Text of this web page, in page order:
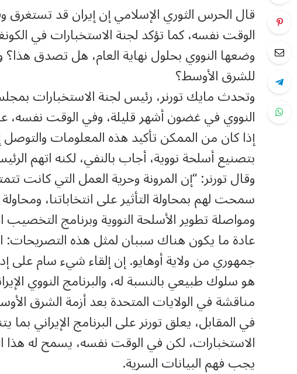
قال الحرس الثوري الإسلامي إن إيران قد تستغرق
الوقت نفسه، كما تؤكد لجنة الاستخبارات في
وضعها النووي بحلول نهاية العام، هل تصدق هذا؟
للشرق الأوسط؟
وتحدث مايك تورنر، رئيس لجنة الاستخبارات
النووي في غضون أشهر قليلة، وفي الوقت
إذا كان من الممكن تأكيد هذه المعلومات
بتصنيع أسلحة نووية، أجاب بالنفي، لكنه اتهم
وقال تورنر: “إن المرونة وحرية العمل التي كانت
سمحت لهم بمحاولة التأثير على انتخاباتنا،
ومواصلة تطوير الأسلحة النووية وبرنامج التخصيب
عادة ما يكون هناك سببان لمثل هذه التصريحات:
جمهوري من ولاية أوهايو. إن إلقاء شيء سام على
هو سلوك طبيعي بالنسبة له، والبرنامج النووي
مناقشة في الولايات المتحدة بعد أزمة الشرق
في المقابل، يعلق تورنر على البرنامج الإيراني
الاستخبارات، لكن في الوقت نفسه، يسمح له هذا
يجب فهم البيانات السرية.